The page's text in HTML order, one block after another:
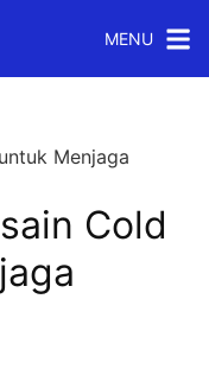
MENU
Menjaga
Cold